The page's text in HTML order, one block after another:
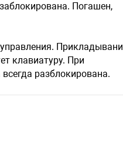
Погашен,
клавиатуру. При
разблокирована.